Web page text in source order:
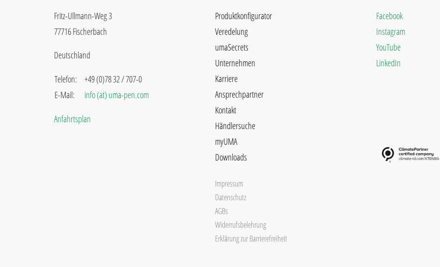
Fritz-Ullmann-Weg 3
77716 Fischerbach
Deutschland
Telefon:
E-Mail:
+49 (0)78 32 / 707-0
info (at) uma-pen.com
Anfahrtsplan
Produktkonfigurator
Veredelung
umaSecrets
Unternehmen
Karriere
Ansprechpartner
Kontakt
Händlersuche
myUMA
Downloads
Impressum
Datenschutz
AGBs
Widerrufsbelehrung
Erklärung zur Barrierefreiheit
Facebook
Instagram
YouTube
LinkedIn